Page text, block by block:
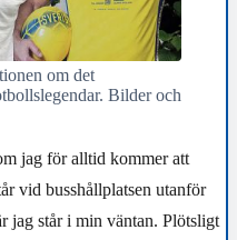
om det
Bilder och
jag för alltid kommer att
vid busshållplatsen utanför
jag står i min väntan. Plötsligt